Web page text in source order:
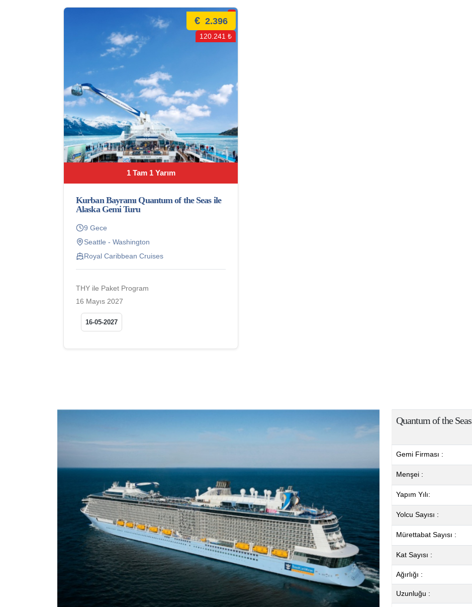
1 Tam 1 Yarım
€ 2.396
120.241 ₺
Kurban Bayramı Quantum of the Seas ile
Alaska Gemi Turu
9 Gece
Seattle - Washington
Royal Caribbean Cruises
THY ile Paket Program
16 Mayıs 2027
16-05-2027
Quantum of the Seas
Gemi Firması :
Menşei :
Yapım Yılı:
Yolcu Sayısı :
Mürettabat Sayısı :
Kat Sayısı :
Ağırlığı :
Uzunluğu :